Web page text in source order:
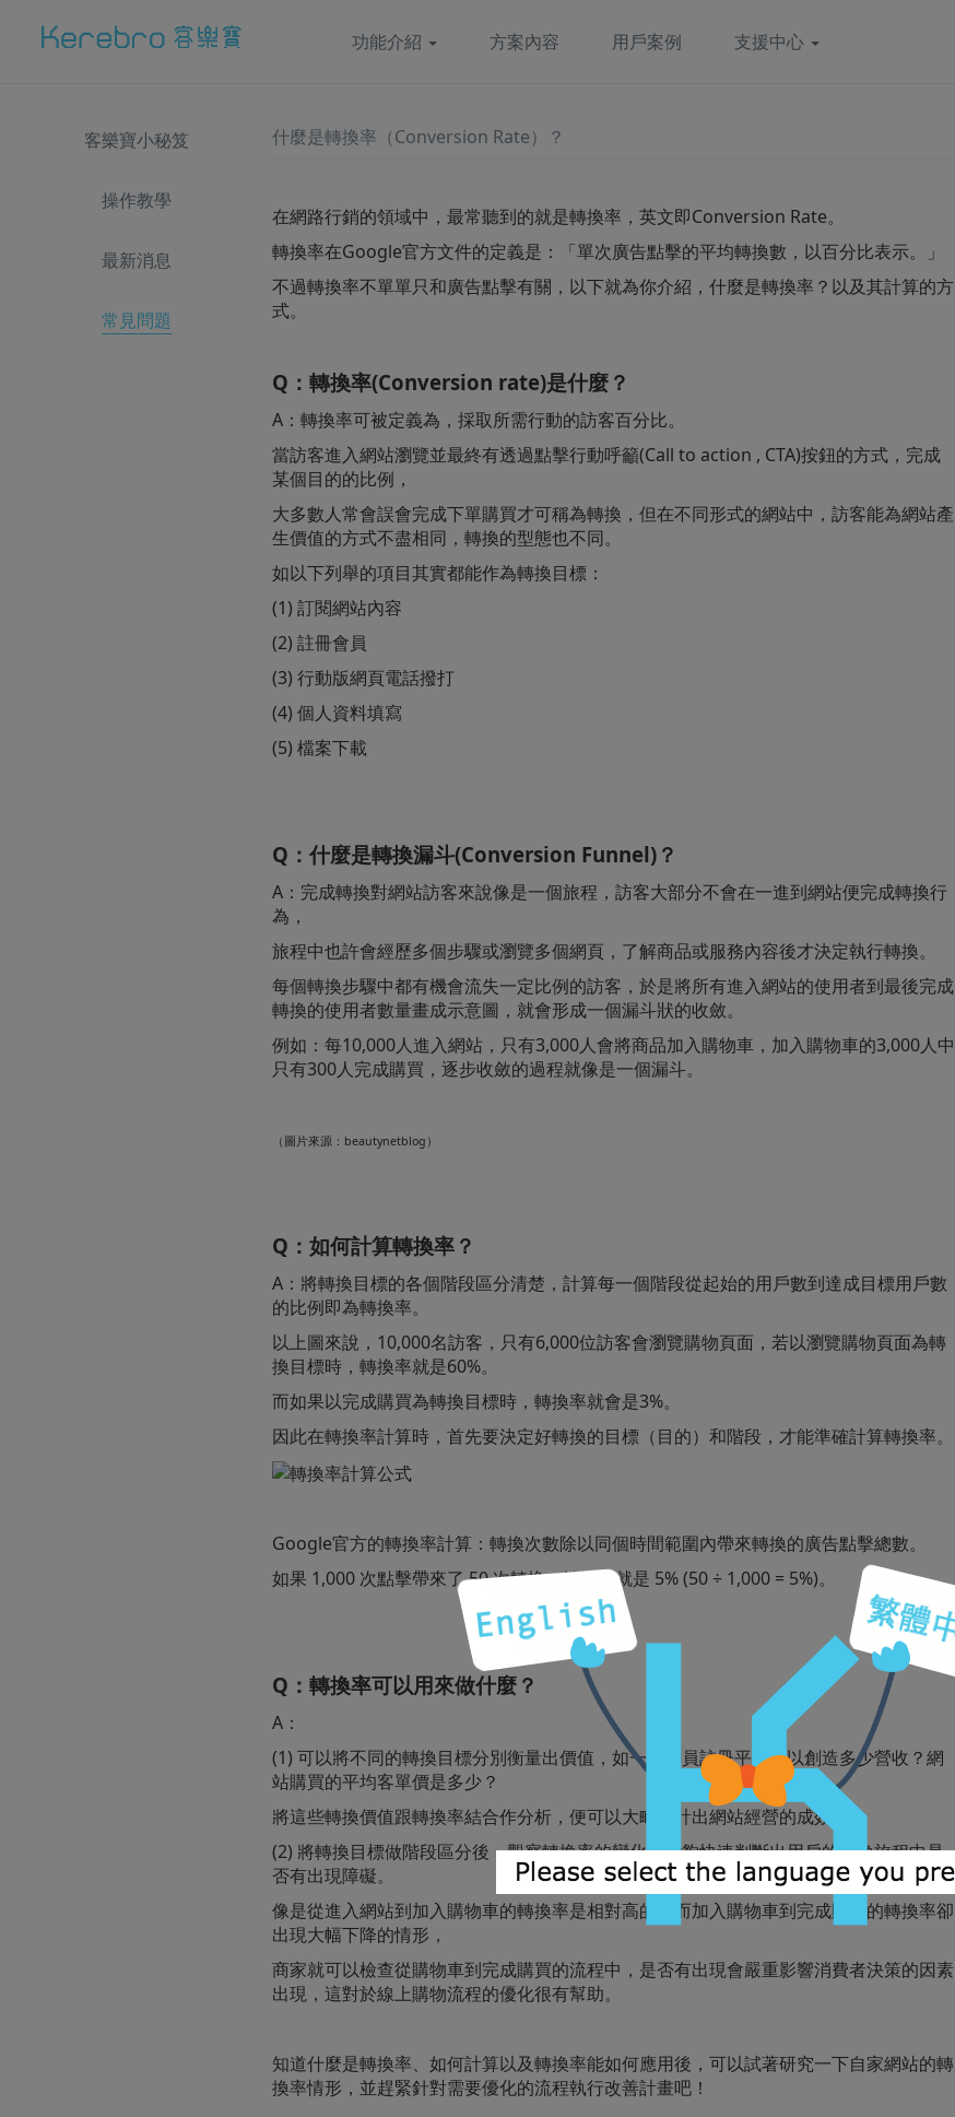
功能介紹 方案內容 用戶案例 支援中心
客樂寶小秘笈
操作教學
最新消息
常見問題
什麼是轉換率（Conversion Rate）？
在網路行銷的領域中，最常聽到的就是轉換率，英文即Conversion Rate。
轉換率在Google官方文件的定義是：「單次廣告點擊的平均轉換數，以百分比表示。」
不過轉換率不單單只和廣告點擊有關，以下就為你介紹，什麼是轉換率？以及其計算的方
式。
Q：轉換率(Conversion rate)是什麼？
A：轉換率可被定義為，採取所需行動的訪客百分比。
當訪客進入網站瀏覽並最終有透過點擊行動呼籲(Call to action , CTA)按鈕的方式，完成
某個目的的比例，
大多數人常會誤會完成下單購買才可稱為轉換，但在不同形式的網站中，訪客能為網站產
生價值的方式不盡相同，轉換的型態也不同。
如以下列舉的項目其實都能作為轉換目標：
(1) 訂閱網站內容
(2) 註冊會員
(3) 行動版網頁電話撥打
(4) 個人資料填寫
(5) 檔案下載
Q：什麼是轉換漏斗(Conversion Funnel)？
A：完成轉換對網站訪客來說像是一個旅程，訪客大部分不會在一進到網站便完成轉換行
為，
旅程中也許會經歷多個步驟或瀏覽多個網頁，了解商品或服務內容後才決定執行轉換。
每個轉換步驟中都有機會流失一定比例的訪客，於是將所有進入網站的使用者到最後完成
轉換的使用者數量畫成示意圖，就會形成一個漏斗狀的收斂。
例如：每10,000人進入網站，只有3,000人會將商品加入購物車，加入購物車的3,000人中
只有300人完成購買，逐步收斂的過程就像是一個漏斗。
（圖片來源：beautynetblog）
Q：如何計算轉換率？
A：將轉換目標的各個階段區分清楚，計算每一個階段從起始的用戶數到達成目標用戶數
的比例即為轉換率。
以上圖來說， 10,000名訪客，只有6,000位訪客會瀏覽購物頁面，若以瀏覽購物頁面為轉
換目標時，轉換率就是60%。
而如果以完成購買為轉換目標時，轉換率就會是3%。
因此在轉換率計算時，首先要決定好轉換的目標（目的）和階段，才能準確計算轉換率。
Google官方的轉換率計算：轉換次數除以同個時間範圍內帶來轉換的廣告點擊總數。
如果 1,000 次點擊帶來了 50 次轉換，轉換率就是 5% (50 ÷ 1,000 = 5%)。
Q：轉換率可以用來做什麼？
A：
(1) 可以將不同的轉換目標分別衡量出價值，如一個會員註冊平均可以創造多少營收？網
站購買的平均客單價是多少？
將這些轉換價值跟轉換率結合作分析，便可以大略估計出網站經營的成效。
(2) 將轉換目標做階段區分後，觀察轉換率的變化便能夠快速判斷出用戶的轉換旅程中是
否有出現障礙。
像是從進入網站到加入購物車的轉換率是相對高的，而加入購物車到完成購買的轉換率卻
出現大幅下降的情形，
商家就可以檢查從購物車到完成購買的流程中，是否有出現會嚴重影響消費者決策的因素
出現，這對於線上購物流程的優化很有幫助。
知道什麼是轉換率、如何計算以及轉換率能如何應用後，可以試著研究一下自家網站的轉
換率情形，並趕緊針對需要優化的流程執行改善計畫吧！